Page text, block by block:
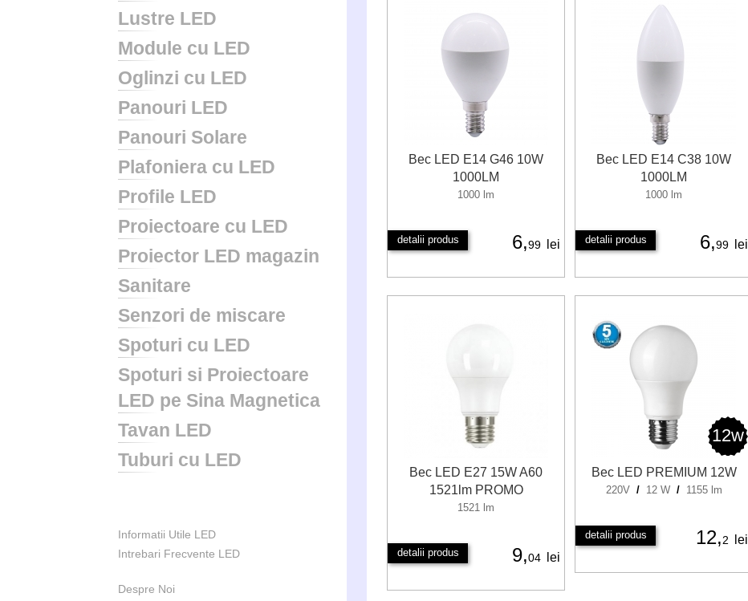
Lustre LED
Module cu LED
Oglinzi cu LED
Panouri LED
Panouri Solare
Plafoniera cu LED
Profile LED
Proiectoare cu LED
Proiector LED magazin
Sanitare
Senzori de miscare
Spoturi cu LED
Spoturi si Proiectoare
LED pe Sina Magnetica
Tavan LED
Tuburi cu LED
Informatii Utile LED
Intrebari Frecvente LED
Despre Noi
Bec LED E14 G46 10W
1000LM
1000 lm
detalii produs 6,99 lei
Bec LED E14 C38 10W
1000LM
1000 lm
detalii produs 6,99 lei
Bec LED E27 15W A60
1521lm PROMO
1521 lm
detalii produs 9,04 lei
12w
Bec LED PREMIUM 12W
220V / 12 W / 1155 lm
detalii produs 12,2 lei